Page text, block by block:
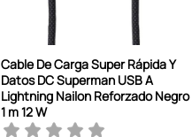
Cable De Carga Super Rápida Y
Datos DC Superman USB A
Lightning Nailon Reforzado Negro
1 m 12 W